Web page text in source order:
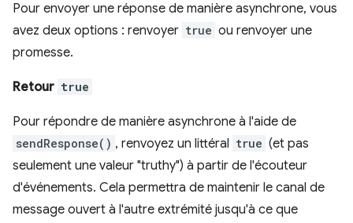
Pour envoyer une réponse de manière asynchrone, vous
avez deux options : renvoyer true ou renvoyer une
promesse.
Retour true
Pour répondre de manière asynchrone à l'aide de
sendResponse() , renvoyez un littéral true (et pas
seulement une valeur "truthy") à partir de l'écouteur
d'événements. Cela permettra de maintenir le canal de
message ouvert à l'autre extrémité jusqu'à ce que